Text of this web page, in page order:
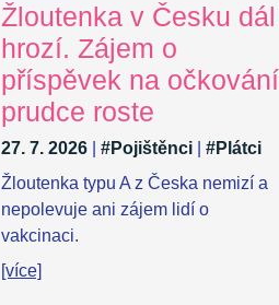
Žloutenka v Česku dál
hrozí. Zájem o
příspěvek na očkování
prudce roste
27. 7. 2026 #Pojištěnci
#Plátci
Žloutenka typu A z Česka nemizí a
nepolevuje ani zájem lidí o
vakcinaci.
[více]